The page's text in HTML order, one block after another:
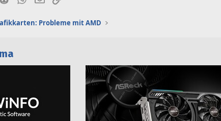
Probleme mit AMD